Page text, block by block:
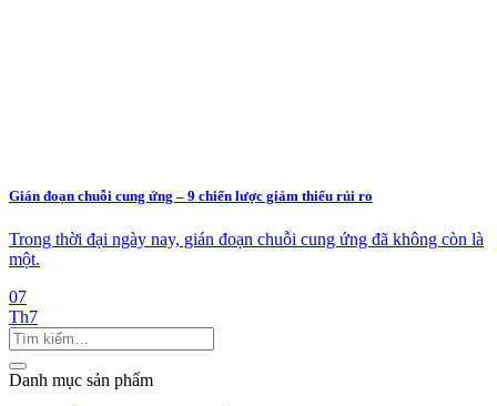
Gián đoạn chuỗi cung ứng – 9 chiến lược giảm thiểu rủi ro
Trong thời đại ngày nay, gián đoạn chuỗi cung ứng đã không còn là
một.
07
Th7
Danh mục sản phẩm